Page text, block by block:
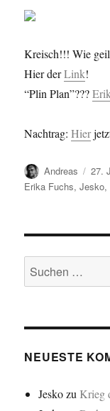
Kreisch!!! Wie
Hier derLink!
“Plin Plan”???
Nachtrag:Hier
Autor
Andreas
am
27.
Erika Fuchs,Jesko,
Suchen
nach:
NEUESTE
Jeskozu Krieg